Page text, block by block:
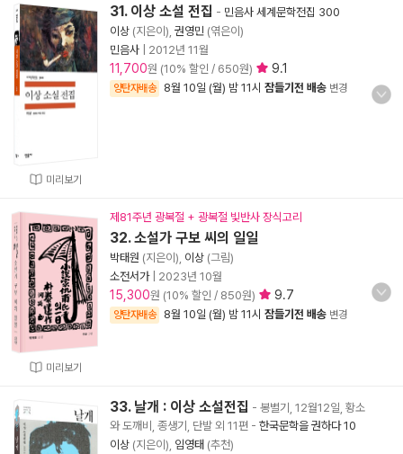
미리보기
31. 이상 소설 전집 - 민음사 세계문학전집 300
이상 (지은이), 권영민 (엮은이)
민음사
2012년 11월
11,700원 (10% 할인 / 650원) 9.1
양탄자배송 8월 10일 (월) 밤 11시 잠들기전 배송 변경
미리보기
제81주년 광복절 + 광복절 빛반사 장식고리
32. 소설가 구보 씨의 일일
박태원 (지은이), 이상 (그림)
소전서가| 2023년 10월
15,300원 (10% 할인 / 850원) 9.7
양탄자배송 8월 10일 (월) 밤 11시 잠들기전 배송 변경
33. 날개 : 이상 소설전집 - 봉별기, 12월12일, 황소
와 도깨비, 종생기, 단발 외 11편 - 한국문학을 권하다 10
이상 (지은이), 임영태 (추천)